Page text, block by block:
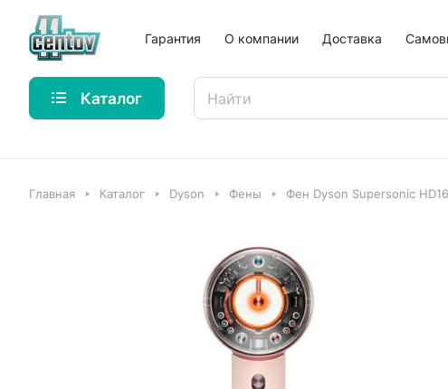
Гарантия О компании Доставка
Каталог
Главная Каталог Dyson Фены Фен Dyson Supersonic